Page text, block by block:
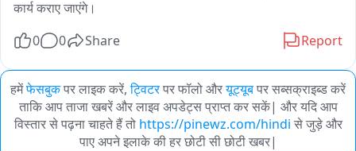
कार्य कराए जाएंगे।
0 0 Share Report
हमेंफेसबुकपर लाइक करें, ट्विटरपर फॉलो औरयूट्यूबपर सब्सक्राइब्ड करें
ताकि आप ताजा खबरें और लाइव अपडेट्स प्राप्त कर सकें| और यदि आप
विस्तार से पढ़ना चाहते हैं तो https://pinewz.com/hindi से जुड़े और
पाए अपने इलाके की हर छोटी सी छोटी खबर|